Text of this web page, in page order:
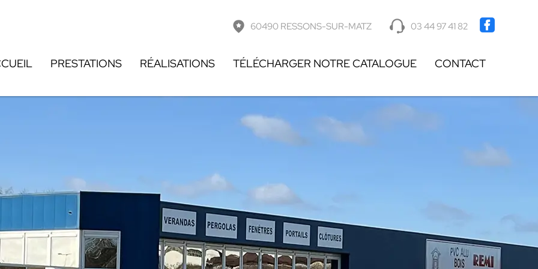
60490 RESSONS-SUR-MATZ 03 44 97 41 82
PRESTATIONS RÉALISATIONS TÉLÉCHARGER NOTRE CATALOGUE CONTACT